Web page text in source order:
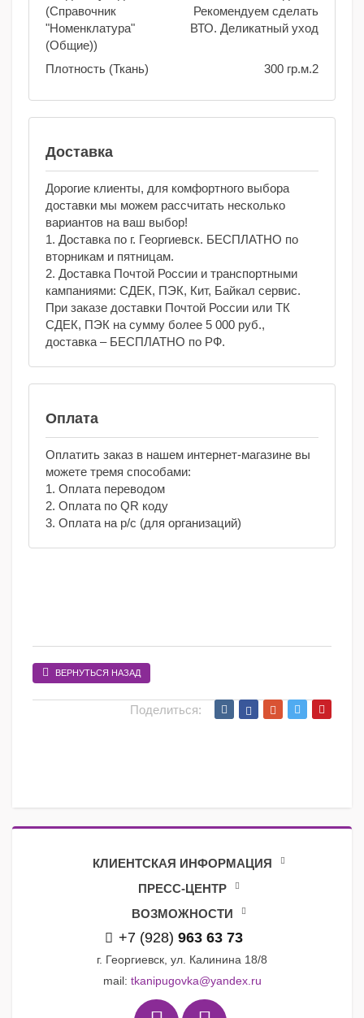
(Справочник
"Номенклатура"
(Общие))
Рекомендуем сделать
ВТО. Деликатный уход
Плотность (Ткань) 300 гр.м.2
Доставка
Дорогие клиенты, для комфортного выбора
доставки мы можем рассчитать несколько
вариантов на ваш выбор!
1. Доставка по г. Георгиевск. БЕСПЛАТНО по
вторникам и пятницам.
2. Доставка Почтой России и транспортными
кампаниями: СДЕК, ПЭК, Кит, Байкал сервис.
При заказе доставки Почтой России или ТК
СДЕК, ПЭК на сумму более 5 000 руб.,
доставка – БЕСПЛАТНО по РФ.
Оплата
Оплатить заказ в нашем интернет-магазине вы
можете тремя способами:
1. Оплата переводом
2. Оплата по QR коду
3. Оплата на р/с (для организаций)
ВЕРНУТЬСЯ НАЗАД
Поделиться:
КЛИЕНТСКАЯ ИНФОРМАЦИЯ
ПРЕСС-ЦЕНТР
ВОЗМОЖНОСТИ
+7 (928) 963 63 73
г. Георгиевск, ул. Калинина 18/8
mail: tkanipugovka@yandex.ru